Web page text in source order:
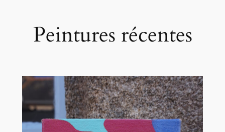
Peintures récentes